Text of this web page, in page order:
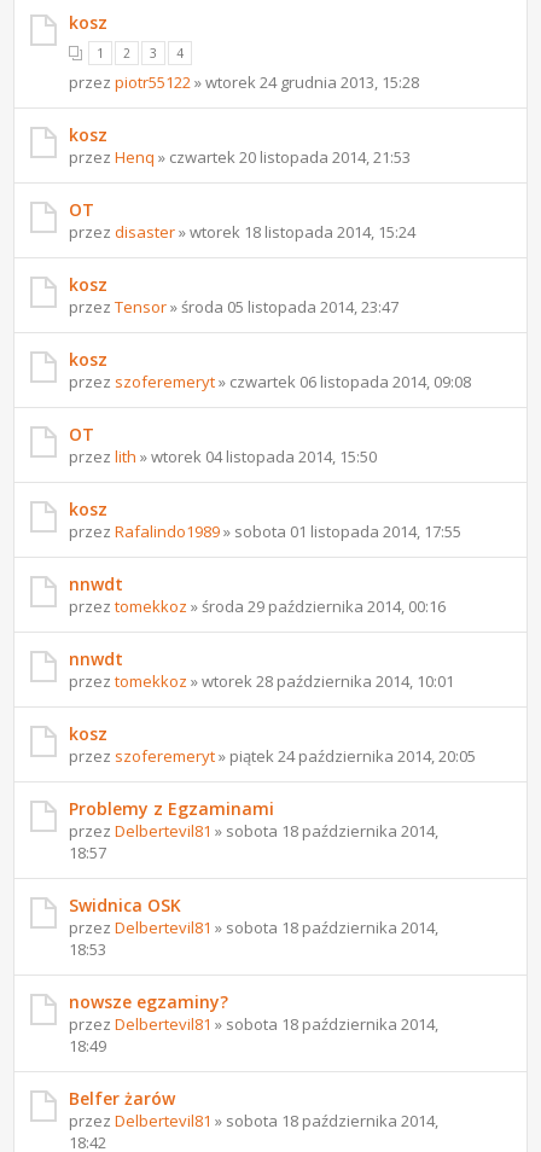
kosz
1 2 3 4
przezpiotr55122 » wtorek 24 grudnia 2013, 15:28
kosz
przezHenq » czwartek 20 listopada 2014, 21:53
OT
przezdisaster» wtorek 18 listopada 2014, 15:24
kosz
przezTensor» środa 05 listopada 2014, 23:47
kosz
przez szoferemeryt» czwartek 06 listopada 2014, 09:08
OT
przezlith » wtorek 04 listopada 2014, 15:50
kosz
przezRafalindo1989» sobota 01 listopada 2014, 17:55
nnwdt
przeztomekkoz » środa 29 października 2014, 00:16
nnwdt
przeztomekkoz » wtorek 28 października 2014, 10:01
kosz
przez szoferemeryt» piątek 24 października 2014, 20:05
Problemy z Egzaminami
przezDelbertevil81 » sobota 18 października 2014,
18:57
Swidnica OSK
przezDelbertevil81 » sobota 18 października 2014,
18:53
nowsze egzaminy?
przezDelbertevil81 » sobota 18 października 2014,
18:49
Belfer żarów
przezDelbertevil81 » sobota 18 października 2014,
18:42